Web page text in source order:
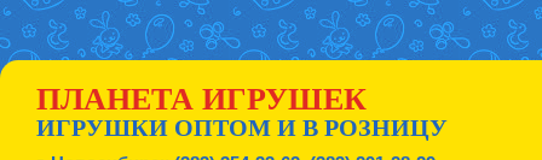
ПЛАНЕТА ИГРУШЕК
ИГРУШКИ ОПТОМ И В РОЗНИЦУ